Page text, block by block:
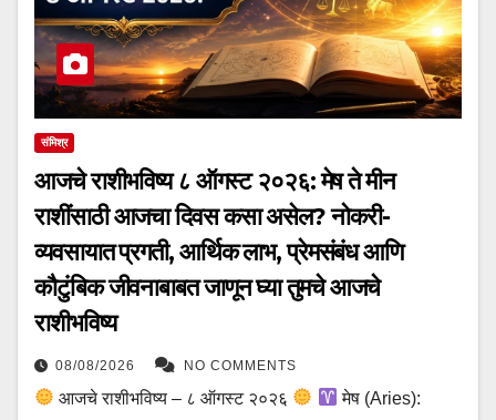
संमिश्र
आजचे राशीभविष्य ८ ऑगस्ट २०२६: मेष ते मीन
राशींसाठी आजचा दिवस कसा असेल? नोकरी-
व्यवसायात प्रगती, आर्थिक लाभ, प्रेमसंबंध आणि
कौटुंबिक जीवनाबाबत जाणून घ्या तुमचे आजचे
राशीभविष्य
08/08/2026 NO COMMENTS
आजचे राशीभविष्य – ८ ऑगस्ट २०२६
मेष (Aries):